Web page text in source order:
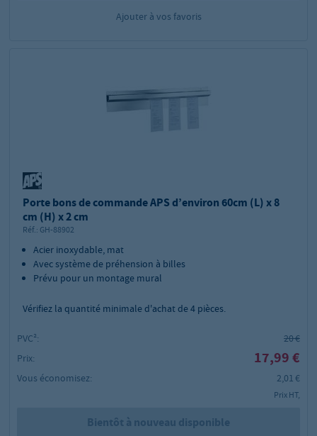
Ajouter à vos favoris
Porte bons de commande APS d’environ 60cm (L) x 8
cm (H) x 2 cm
Réf.: GH-88902
Acier inoxydable, mat
Avec système de préhension à billes
Prévu pour un montage mural
Vérifiez la quantité minimale d'achat de4 pièces.
PVC²:
20 €
Prix:
17,99 €
Vous économisez: 2,01 €
Prix HT,
Bientôt à nouveau disponible